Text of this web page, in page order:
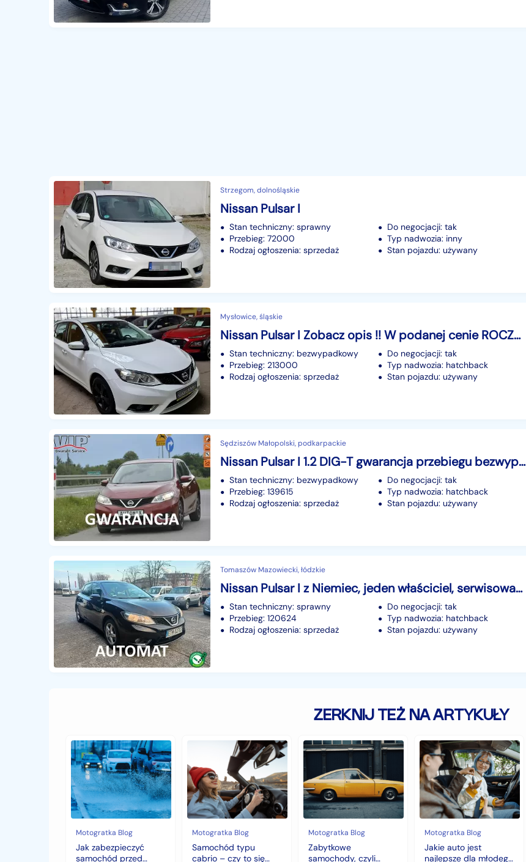
Strzegom, dolnośląskie
Nissan Pulsar I
Stan techniczny: sprawny
Przebieg: 72000
Rodzaj ogłoszenia: sprzedaż
Do negocjacji: tak
Typ nadwozia: inny
Stan pojazdu: używany
Mysłowice, śląskie
Nissan Pulsar I Zobacz opis !! W podanej cenie ROCZNA GWARANCJA !!!
Stan techniczny: bezwypadkowy
Przebieg: 213000
Rodzaj ogłoszenia: sprzedaż
Do negocjacji: tak
Typ nadwozia: hatchback
Stan pojazdu: używany
Sędziszów Małopolski, podkarpackie
Nissan Pulsar I 1.2 DIG-T gwarancja przebiegu bezwypadkowy nowy rozrząd doinwestowan
Stan techniczny: bezwypadkowy
Przebieg: 139615
Rodzaj ogłoszenia: sprzedaż
Do negocjacji: tak
Typ nadwozia: hatchback
Stan pojazdu: używany
Tomaszów Mazowiecki, łódzkie
Nissan Pulsar I z Niemiec, jeden właściciel, serwisowany, doinwestowany
Stan techniczny: sprawny
Przebieg: 120624
Rodzaj ogłoszenia: sprzedaż
Do negocjacji: tak
Typ nadwozia: hatchback
Stan pojazdu: używany
ZERKNIJ TEŻ NA ARTYKUŁY
Jak
zabezpieczyć
samochód
przed
jesiennymi
chłodami
i
deszczem?
Motogratka Blog
Jak zabezpieczyć
samochód przed
Samochód
cabrio
–
czy
to
się
opłaca
w
polskim
klimacie?
Motogratka Blog
Samochód typu
cabrio – czy to się
Zabytkowe
samochody,
czyli
historia
warta
fortunę
Motogratka Blog
Zabytkowe
samochody, czyli
Jakie
auto
jest
najlepsze
dla
młodego
kierowcy?
top
5
modeli
na
Motogratka Blog
Jakie auto jest
najlepsze dla młodego